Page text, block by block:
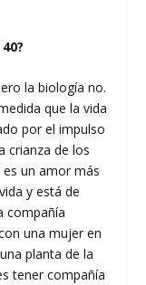
la biología no.
que la vida
por el impulso
crianza de los
un amor más
y está de
compañía
una mujer en
planta de la
tener compañía